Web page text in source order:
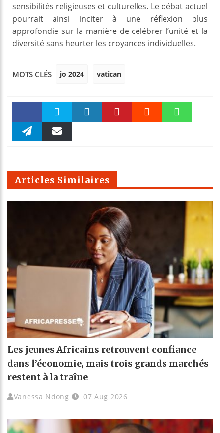
sensibilités religieuses et culturelles. Le débat actuel
pourrait ainsi inciter à une réflexion plus
approfondie sur la manière de célébrer l’unité et la
diversité sans heurter les croyances individuelles.
MOTS CLÉS jo 2024 vatican
Faceboo Twitter
m
Articles Similaires
Les jeunes Africains retrouvent confiance
dans l’économie, mais trois grands marchés
restent à la traîne
Vanessa Ndong 07 Aug 2026